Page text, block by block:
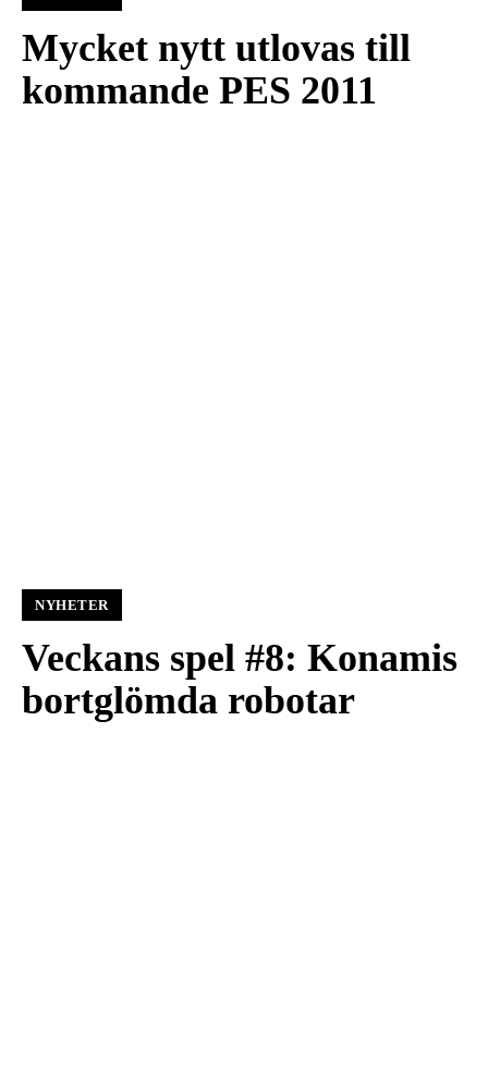
Mycket nytt utlovas till
kommande PES 2011
NYHETER
Veckans spel #8: Konamis
bortglömda robotar